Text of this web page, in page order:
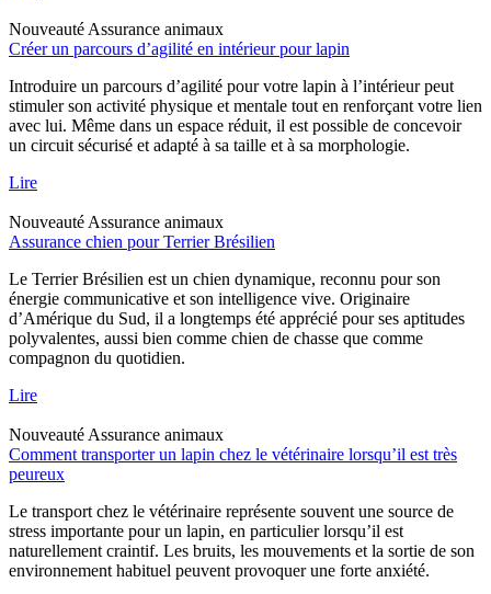
Nouveauté Assurance animaux
Créer un parcours d’agilité en intérieur pour lapin
Introduire un parcours d’agilité pour votre lapin à l’intérieur peut
stimuler son activité physique et mentale tout en renforçant votre lien
avec lui. Même dans un espace réduit, il est possible de concevoir
un circuit sécurisé et adapté à sa taille et à sa morphologie.
Lire
Nouveauté Assurance animaux
Assurance chien pour Terrier Brésilien
Le Terrier Brésilien est un chien dynamique, reconnu pour son
énergie communicative et son intelligence vive. Originaire
d’Amérique du Sud, il a longtemps été apprécié pour ses aptitudes
polyvalentes, aussi bien comme chien de chasse que comme
compagnon du quotidien.
Lire
Nouveauté Assurance animaux
Comment transporter un lapin chez le vétérinaire lorsqu’il est très
peureux
Le transport chez le vétérinaire représente souvent une source de
stress importante pour un lapin, en particulier lorsqu’il est
naturellement craintif. Les bruits, les mouvements et la sortie de son
environnement habituel peuvent provoquer une forte anxiété.